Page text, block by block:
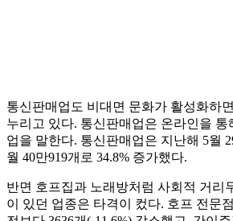
통신판매업도 비대면 문화가 활성화하
누리고 있다. 통신판매업은 온라인을
업을 말한다. 통신판매업은 지난해 5월
월 40만919개로 34.8% 증가했다.
반면 호프집과 노래방처럼 사회적 거리
이 있던 업종은 타격이 컸다. 호프 전문